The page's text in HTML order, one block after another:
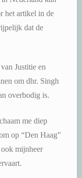
het artikel in de
dat de
Justitie en
om dhr. Singh
overbodig is.
me diep
op “Den Haag”
mijnheer